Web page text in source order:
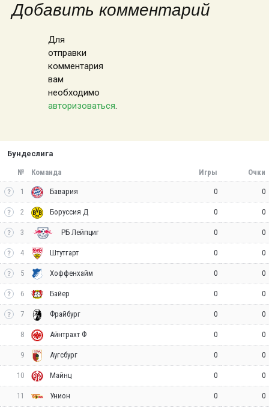
Добавить комментарий
Для
отправки
комментария
вам
необходимо
авторизоваться.
Бундеслига
№ Команда Игры Очки
1 Бавария 0 0
2 Боруссия Д 0 0
3 РБ Лейпциг 0 0
4 Штутгарт 0 0
5 Хоффенхайм 0 0
6 Байер 0 0
7 Фрайбург 0 0
8 Айнтрахт Ф 0 0
9 Аугсбург 0 0
10 Майнц 0 0
11 Унион 0 0